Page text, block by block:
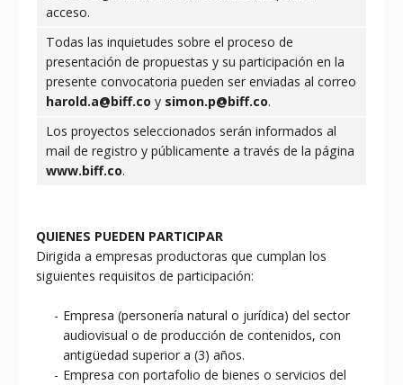
acceso.
Todas las inquietudes sobre el proceso de
presentación de propuestas y su participación en la
presente convocatoria pueden ser enviadas al correo
harold.a@biff.co y simon.p@biff.co.
Los proyectos seleccionados serán informados al
mail de registro y públicamente a través de la página
www.biff.co.
QUIENES PUEDEN PARTICIPAR
Dirigida a empresas productoras que cumplan los
siguientes requisitos de participación:
Empresa (personería natural o jurídica) del sector
audiovisual o de producción de contenidos, con
antigüedad superior a (3) años.
Empresa con portafolio de bienes o servicios del